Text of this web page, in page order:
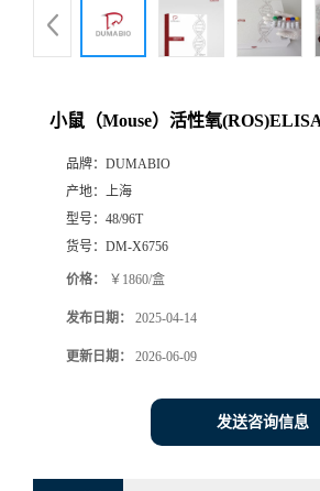
品
小鼠（Mouse）活性氧
品牌： DUMABIO
产地： 上海
型号： 48/96T
货号： DM-X6756
价格： ￥1860/盒
发布日期： 2025-04-14
更新日期： 2026-06-09
发送咨询信息